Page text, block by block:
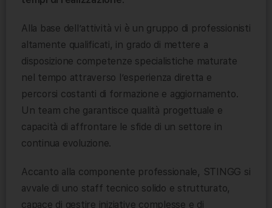
Alla base dell’attività vi è un gruppo di professionisti
altamente qualificati, in grado di mettere a
disposizione competenze specialistiche maturate
nel tempo attraverso l’esperienza diretta e
percorsi costanti di formazione e aggiornamento.
Un team che garantisce qualità progettuale e
capacità di affrontare le sfide di un settore in
continua evoluzione.
Accanto alla componente professionale, STINGG si
avvale di uno staff tecnico solido e strutturato,
capace di gestire iniziative complesse e di